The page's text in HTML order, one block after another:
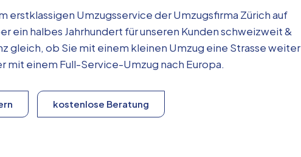
erstklassigen Umzugsservice der Umzugsfirma Zürich auf
ein halbes Jahrhundert für unseren Kunden schweizweit &
gleich, ob Sie mit einem kleinen Umzug eine Strasse weiter
mit einem Full-Service-Umzug nach Europa.
kostenlose Beratung